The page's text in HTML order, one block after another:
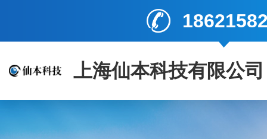
上海仙本科技有限公司